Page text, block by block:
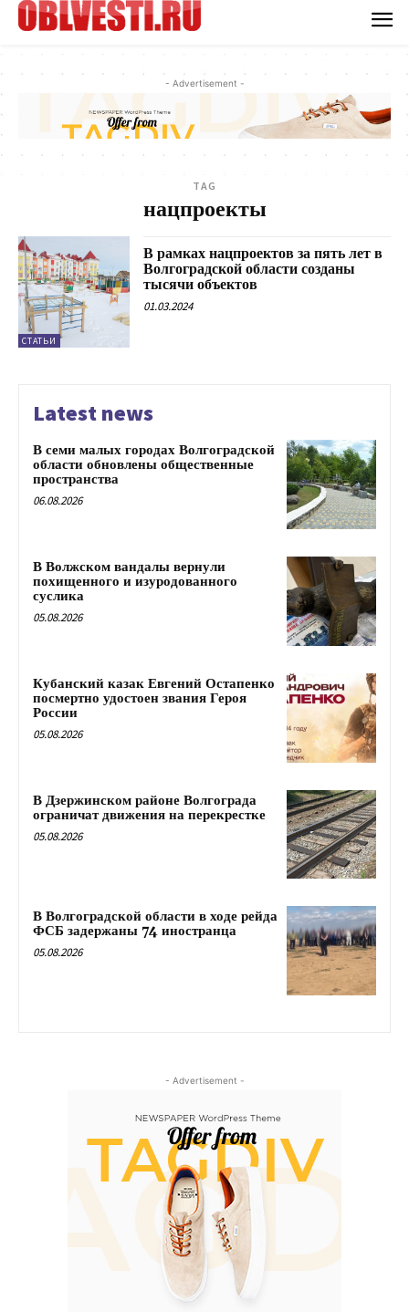
- Advertisement -
TAG
нацпроекты
СТАТЬИ
В рамках нацпроектов за пять лет в
Волгоградской области созданы
тысячи объектов
01.03.2024
Latest news
В семи малых городах Волгоградской
области обновлены общественные
пространства
06.08.2026
В Волжском вандалы вернули
похищенного и изуродованного
суслика
05.08.2026
Кубанский казак Евгений Остапенко
посмертно удостоен звания Героя
России
05.08.2026
В Дзержинском районе Волгограда
ограничат движения на перекрестке
05.08.2026
В Волгоградской области в ходе рейда
ФСБ задержаны 74 иностранца
05.08.2026
- Advertisement -